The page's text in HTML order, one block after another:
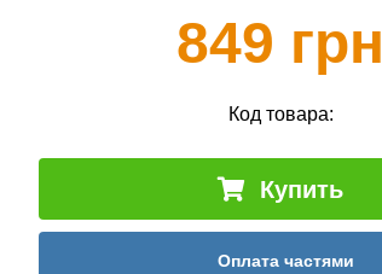
849 грн
Код товара:
Купить
Оплата частями